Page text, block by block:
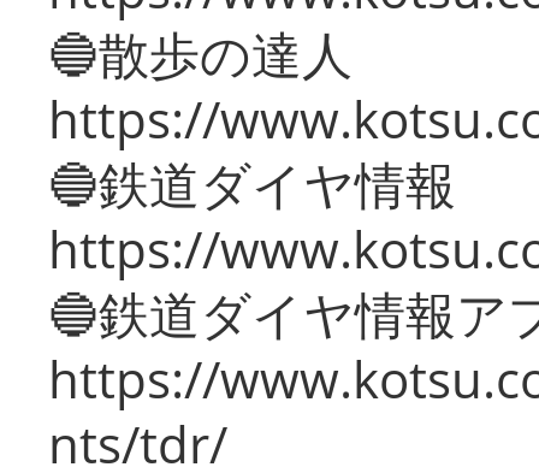
🔵散歩の達人
https://
🔵鉄道ダイヤ情報
https://
🔵鉄道ダイヤ情報ア
https://
nts/tdr/